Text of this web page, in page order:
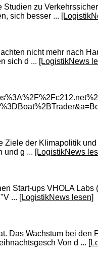
zu
sich besser ...
nicht mehr nach
sich d ... [LogistikNews
der Klimapolitik
und g ... [LogistikNews
Start-ups VHOLA
... [LogistikNews lesen]
Das Wachstum bei
Von d ...